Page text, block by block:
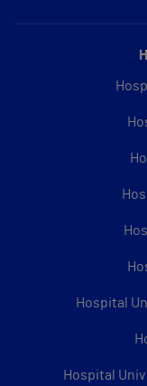
Hospital
Hospital